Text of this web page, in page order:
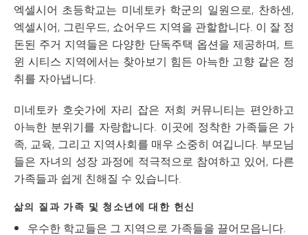
엑셀시어 초등학교는 미네토카 학군의 일원으로, 찬하센,
엑셀시어, 그린우드, 쇼어우드 지역을 관할합니다. 이 잘 정
돈된 주거 지역들은 다양한 단독주택 옵션을 제공하며, 트
윈 시티스 지역에서는 찾아보기 힘든 아늑한 고향 같은 정
취를 자아냅니다.
미네토카 호숫가에 자리 잡은 저희 커뮤니티는 편안하고
아늑한 분위기를 자랑합니다. 이곳에 정착한 가족들은 가
족, 교육, 그리고 지역사회를 매우 소중히 여깁니다. 부모님
들은 자녀의 성장 과정에 적극적으로 참여하고 있어, 다른
가족들과 쉽게 친해질 수 있습니다.
삶의 질과 가족 및 청소년에 대한 헌신
우수한 학교들은 그 지역으로 가족들을 끌어모읍니다.